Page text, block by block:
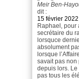
Meir Ben-
dit :
15 février
Raphael, pour
secrétaire du
lorsquce
absolument
lorsque
savait pas non
depuis lors. Le
pas tous les